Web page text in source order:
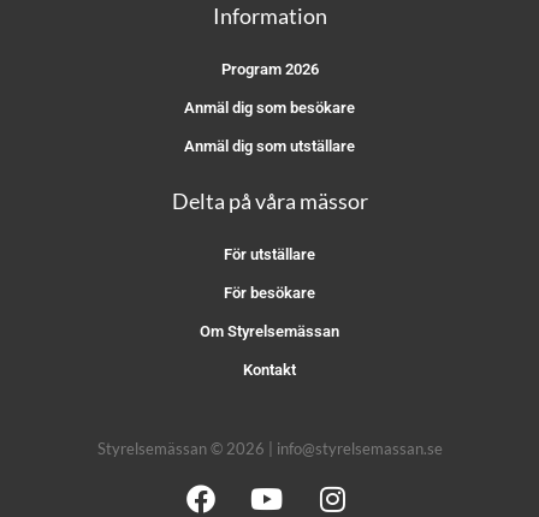
Information
Program 2026
Anmäl dig som besökare
Anmäl dig som utställare
Delta på våra mässor
För utställare
För besökare
Om Styrelsemässan
Kontakt
Styrelsemässan © 2026 | info@styrelsemassan.se